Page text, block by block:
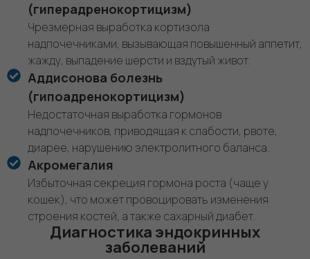
(гиперадренокортицизм)
Чрезмерная выработка кортизола
надпочечниками, вызывающая повышенный аппетит,
жажду, выпадение шерсти и вздутый живот.
Аддисонова болезнь
(гипоадренокортицизм)
Недостаточная выработка гормонов
надпочечников, приводящая к слабости, рвоте,
диарее, нарушению электролитного баланса.
Акромегалия
Избыточная секреция гормона роста (чаще у
кошек), что может провоцировать изменения
строения костей, а также сахарный диабет.
Диагностика эндокринных
заболеваний